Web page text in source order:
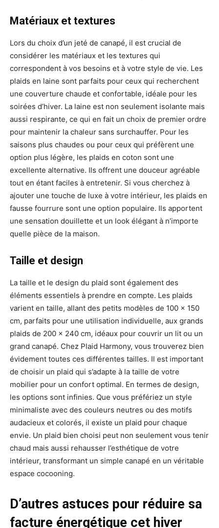
Matériaux et textures
Lors du choix d’un jeté de canapé, il est crucial de
considérer les matériaux et les textures qui
correspondent à vos besoins et à votre style de vie. Les
plaids en laine sont parfaits pour ceux qui recherchent
une couverture chaude et confortable, idéale pour les
soirées d’hiver. La laine est non seulement isolante mais
aussi respirante, ce qui en fait un choix de premier ordre
pour maintenir la chaleur sans surchauffer. Pour les
saisons plus chaudes ou pour ceux qui préfèrent une
option plus légère, les plaids en coton sont une
excellente alternative. Ils offrent une douceur agréable
tout en étant faciles à entretenir. Si vous cherchez à
ajouter une touche de luxe à votre intérieur, les plaids en
fausse fourrure sont une option populaire. Ils apportent
une sensation douillette et un look élégant à n’importe
quelle pièce de la maison.
Taille et design
La taille et le design du plaid sont également des
éléments essentiels à prendre en compte. Les plaids
varient en taille, allant des petits modèles de 100 x 150
cm, parfaits pour une utilisation individuelle, aux grands
plaids de 200 x 240 cm, idéaux pour couvrir un lit ou un
grand canapé. Chez Plaid Harmony, vous trouverez bien
évidement toutes ces différentes tailles. Il est important
de choisir un plaid qui s’adapte à la taille de votre
mobilier pour un confort optimal. En termes de design,
les options sont infinies. Que vous préfériez un style
minimaliste avec des couleurs neutres ou des motifs
audacieux et colorés, il existe un plaid pour chaque
envie. Un plaid bien choisi peut non seulement vous tenir
chaud mais aussi rehausser l’esthétique de votre
intérieur, transformant un simple canapé en un véritable
espace cocooning.
D’autres astuces pour réduire sa
facture énergétique cet hiver